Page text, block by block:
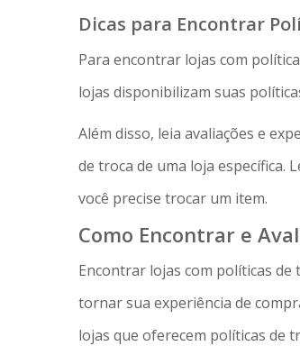
Dicas para Encontrar
Para encontrar lojas com
lojas disponibilizam suas
Além disso, leia avaliações e
de troca de uma loja específica.
você precise trocar um item.
Como Encontrar e
Encontrar lojas com políticas de
tornar sua experiência de
lojas que oferecem políticas de